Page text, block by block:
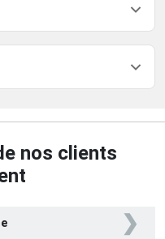
nos clients
❯